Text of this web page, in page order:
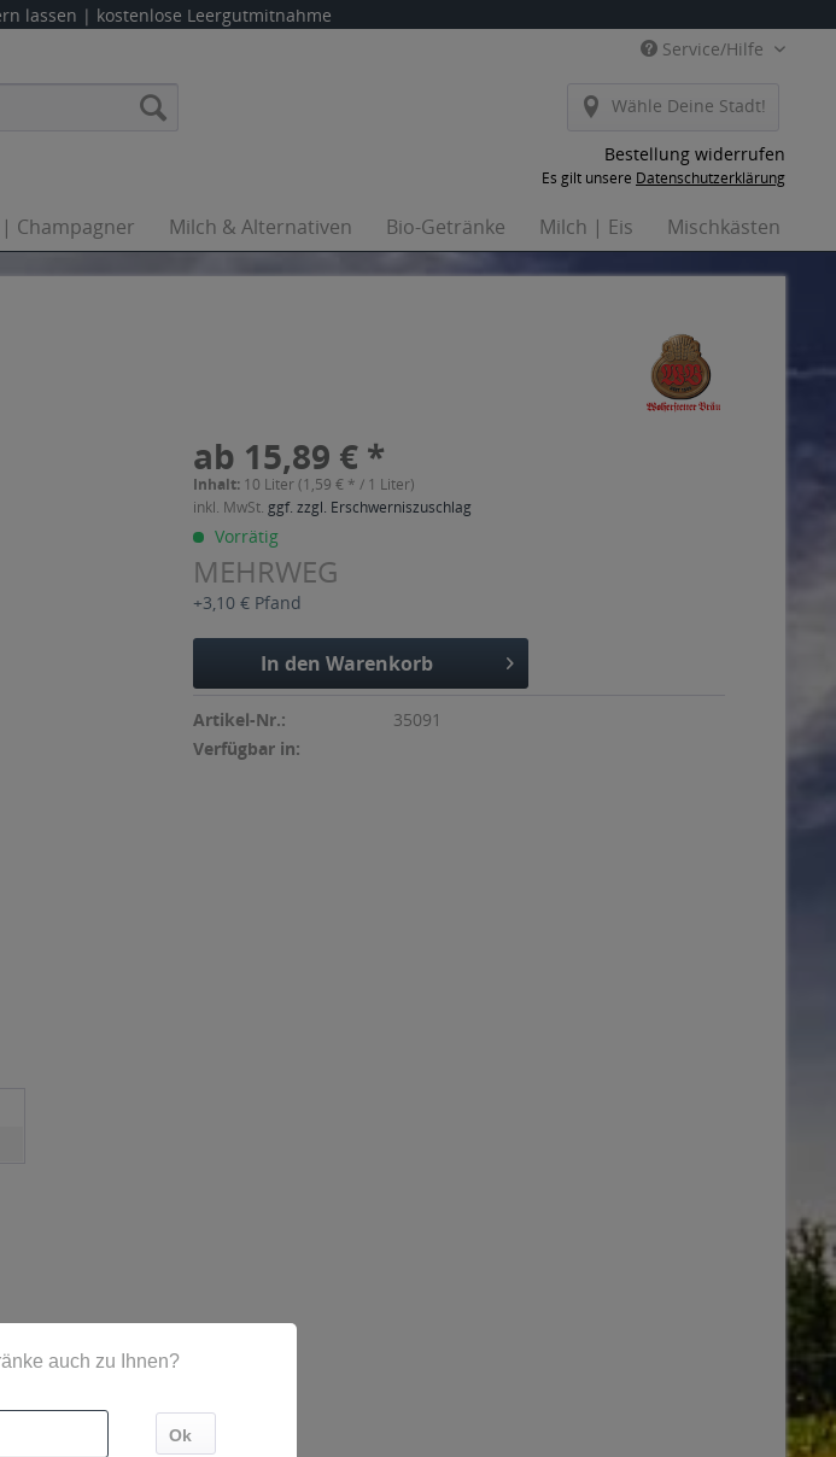
lassen | kostenlose Leergutmitnahme
Service/Hilfe
Wähle Deine Stadt!
Bestellung widerrufen
Es gilt unsere Datenschutzerklärung
| Champagner Milch & Alternativen Bio-Getränke Milch | Eis Mischkästen
ab 15,89 € *
Inhalt: 10 Liter (1,59 € * / 1 Liter)
inkl. MwSt. ggf. zzgl. Erschwerniszuschlag
Vorrätig
MEHRWEG
+3,10 € Pfand
In den Warenkorb
Artikel-Nr.:
35091
Verfügbar in:
besonders hervorgehoben